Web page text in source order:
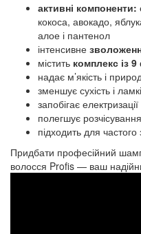
активні компоненти:
кокоса, авокадо,
алое і пантенол
інтенсивне
містить комплекс із
надає м’якість і
зменшує сухість і
запобігає
полегшує
підходить для
Придбати професійний
волосся Profis — ваш